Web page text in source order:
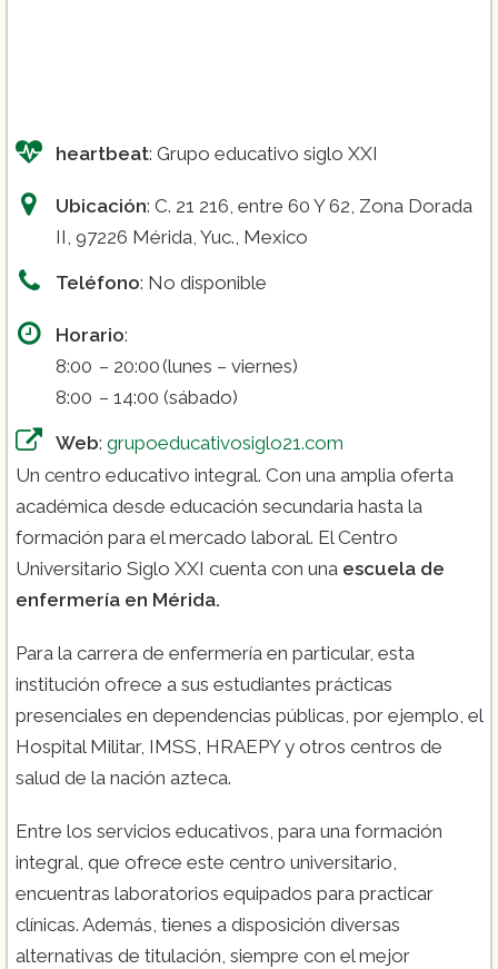
heartbeat: Grupo educativo siglo XXI
Ubicación: C. 21 216, entre 60 Y 62, Zona Dorada
II, 97226 Mérida, Yuc., Mexico
Teléfono: No disponible
Horario:
8:00 – 20:00 (lunes – viernes)
8:00 – 14:00 (sábado)
Web: grupoeducativosiglo21.com
Un centro educativo integral. Con una amplia oferta
académica desde educación secundaria hasta la
formación para el mercado laboral. El Centro
Universitario Siglo XXI cuenta con una escuela de
enfermería en Mérida.
Para la carrera de enfermería en particular, esta
institución ofrece a sus estudiantes prácticas
presenciales en dependencias públicas, por ejemplo, el
Hospital Militar, IMSS, HRAEPY y otros centros de
salud de la nación azteca.
Entre los servicios educativos, para una formación
integral, que ofrece este centro universitario,
encuentras laboratorios equipados para practicar
clínicas. Además, tienes a disposición diversas
alternativas de titulación, siempre con el mejor